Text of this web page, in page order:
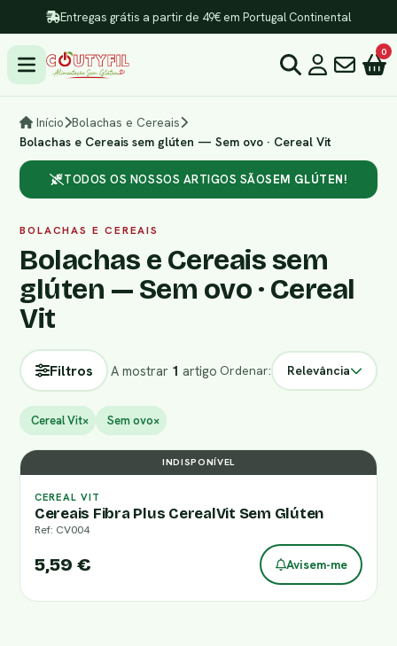
Entregas grátis a partir de 49€ em Portugal Continental
0
Início Bolachas e Cereais
Bolachas e Cereais sem glúten — Sem ovo · Cereal Vit
TODOS OS NOSSOS ARTIGOS SÃOSEM GLÚTEN!
BOLACHAS E CEREAIS
Bolachas e Cereais sem
glúten — Sem ovo · Cereal
Vit
Filtros A mostrar 1 artigo Ordenar: Relevância
Cereal Vit× Sem ovo×
INDISPONÍVEL
CEREAL VIT
Cereais Fibra Plus CerealVit Sem Glúten
Ref: CV004
5,59 € Avisem-me